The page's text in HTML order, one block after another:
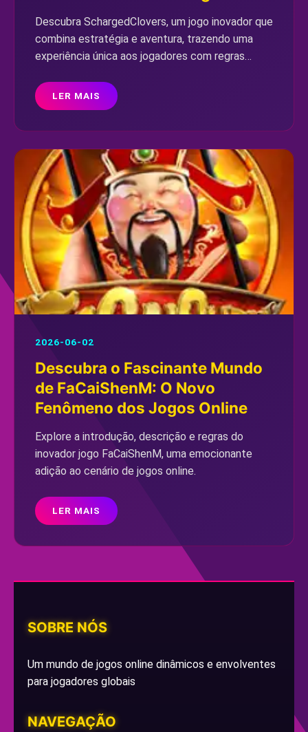
Descubra SchargedClovers, um jogo inovador que
combina estratégia e aventura, trazendo uma
experiência única aos jogadores com regras
3AA.COM.
LER MAIS
2026-06-02
Descubra o Fascinante Mundo
de FaCaiShenM: O Novo
Fenômeno dos Jogos Online
Explore a introdução, descrição e regras do
inovador jogo FaCaiShenM, uma emocionante
adição ao cenário de jogos online.
LER MAIS
SOBRE NÓS
Um mundo de jogos online dinâmicos e envolventes
para jogadores globais
NAVEGAÇÃO